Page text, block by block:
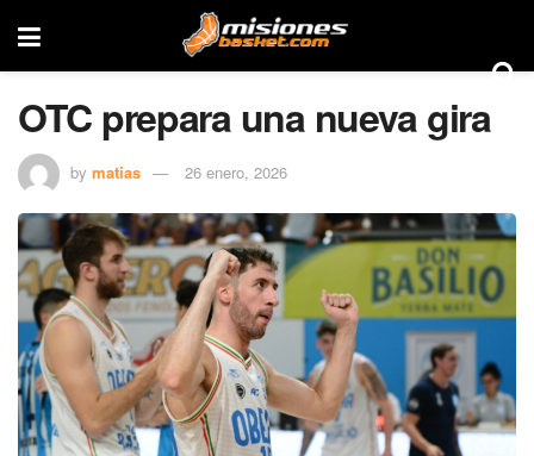
OTC prepara una nueva gira
by matias 26 enero, 2026